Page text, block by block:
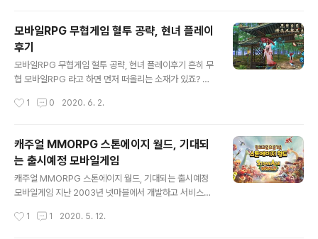
양대 마켓 인기 1위를 기록할 정도로 주목을 받고 있는 스
톤에이지 월드. 석기시대와 판타지를 섞으며 아기자기한
그래픽 연출성 등으로 기존MMORPG 장르와 차별화를
꾀했다는 평가가 많은데, 어떤 재미가 있는지 직접 플레이
해 보았습니다. 스톤에이지 월드는 남녀노소 누구나 가볍
그래픽만 보더라도 이를 바로 확인할 수 있는데요. MMOR
모바일RPG 무협게임 혈투 공략, 현녀 플레이
후기
모바일RPG 무협게임 혈투 공략, 현녀 플레이후기 흔히 무
협 모바일RPG 라고 하면 먼저 떠올리는 소재가 있죠? 삼
떤 의미에서는 식상함이 크게 다가오는 것도 사실입니다.
임이 아닐까 싶네요. 수나라에서 당나라로 넘어가는 과정
을 담은 중국 드라마, ‘수당연의’를 바탕으로 제작되어 역사
속 사건들을 게임으로 즐길 수 있는 것이 특징이기도 합니
다. 저 역시 궁금한 마음에 설치를 마치고 곧장 플레이를 이
하던데 저는 문득 현녀에 마음이 기울더군요. 무엇보다도
1 0 2020. 6. 2.
캐주얼 MMORPG 스톤에이지 월드, 기대되
는 출시예정 모바일게임
캐주얼 MMORPG 스톤에이지 월드, 기대되는 출시예정
모바일게임 지난 2003년 넷마블에서 개발하고 서비스한
룡들을 획득 및 육성하고 그들과 파티를 형성해 전투를 펼
1 1 2020. 5. 12.